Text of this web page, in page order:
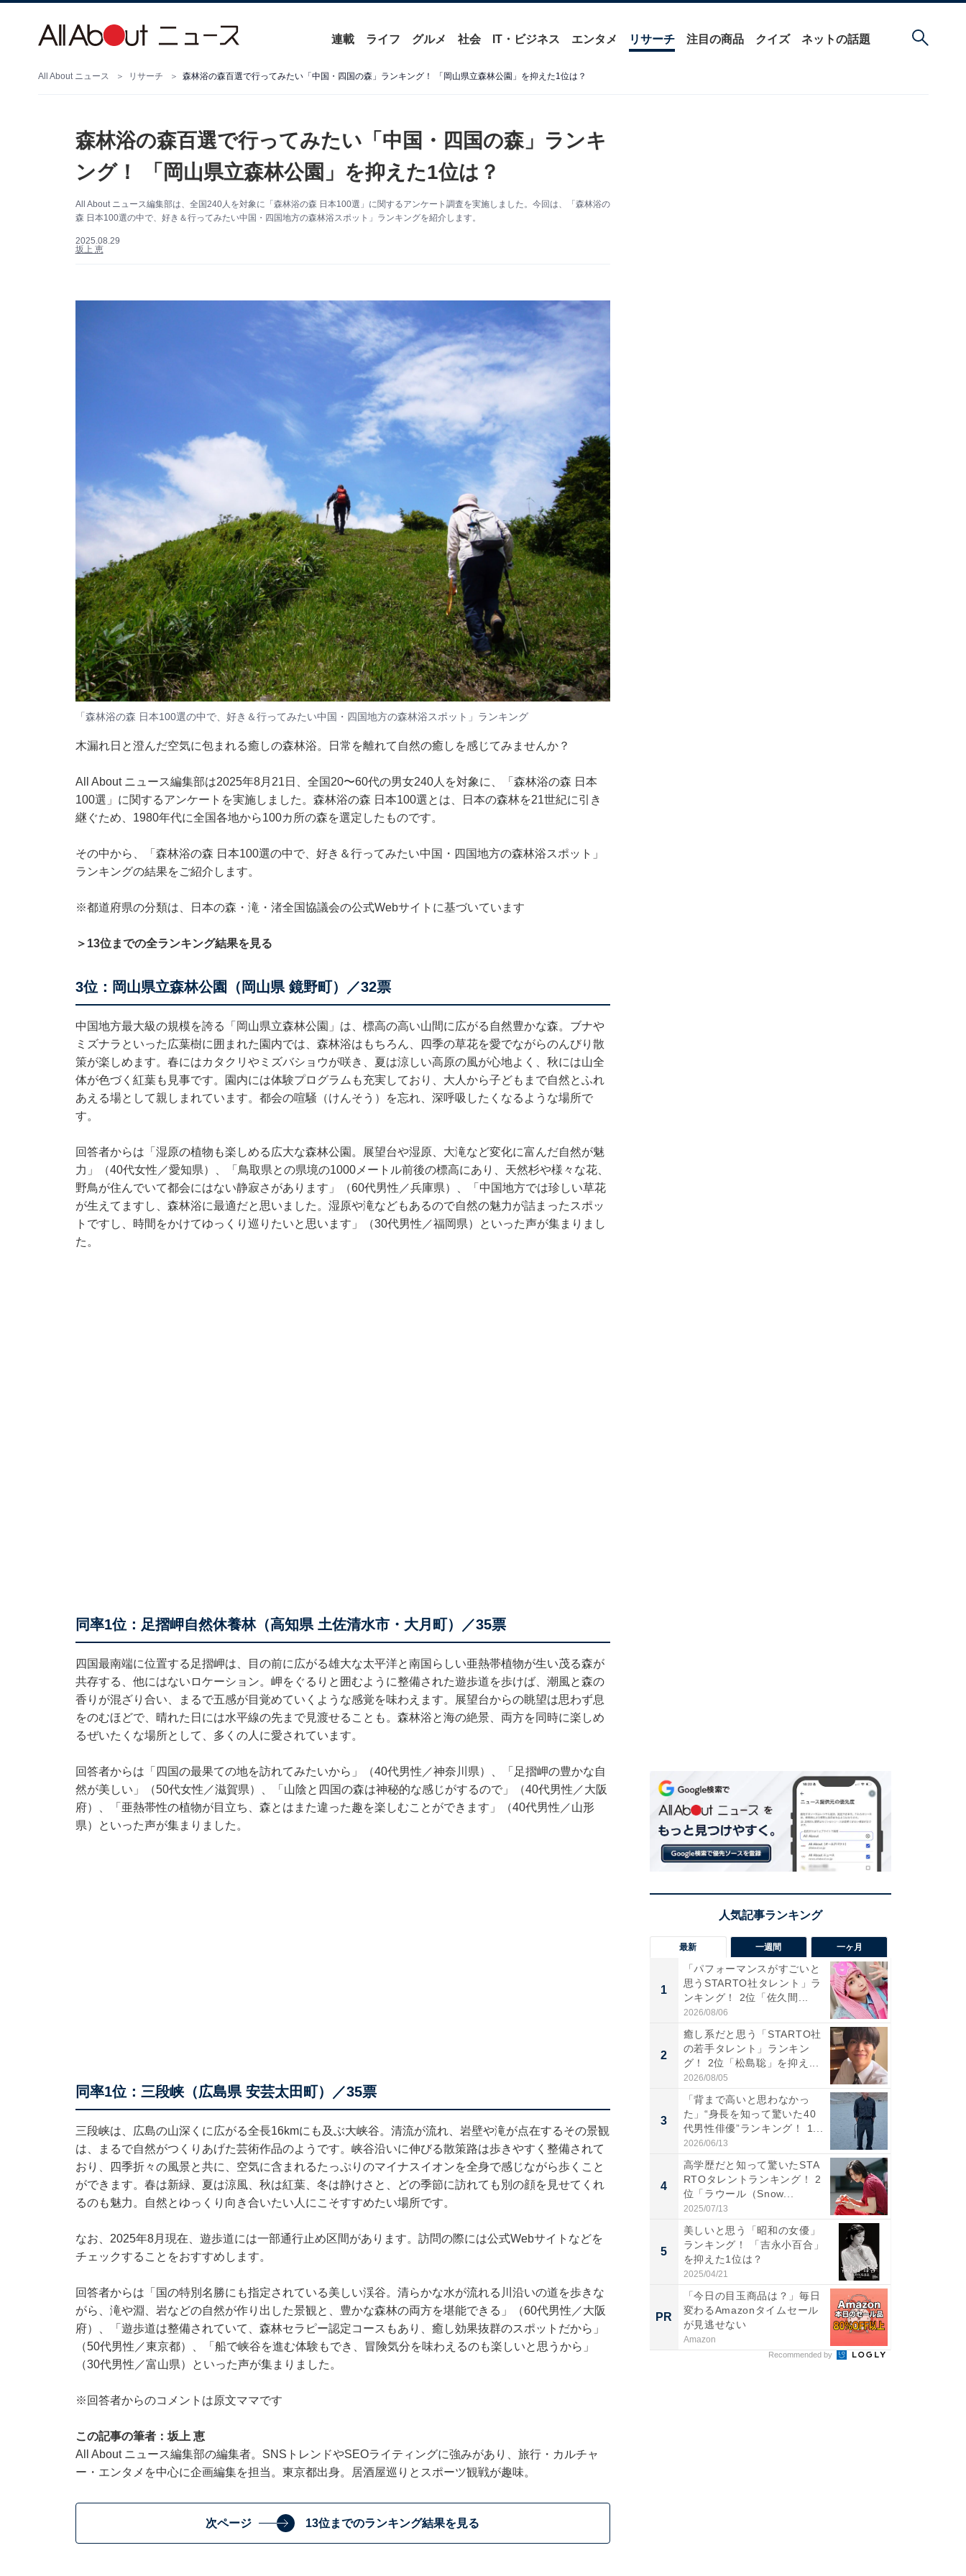
連載 ライフ グルメ 社会 IT・ビジネス エンタメ リサーチ 注目の商品 クイズ ネットの話題
All About ニュース リサーチ 森林浴の森百選で行ってみたい「中国・四国の森」ランキング！ 「岡山県立森林公園」を抑えた1位は？
森林浴の森百選で行ってみたい「中国・四国の森」ランキ
ング！ 「岡山県立森林公園」を抑えた1位は？
All About ニュース編集部は、全国240人を対象に「森林浴の森 日本100選」に関するアンケート調査を実施しました。今回は、「森林浴の
森 日本100選の中で、好き＆行ってみたい中国・四国地方の森林浴スポット」ランキングを紹介します。
2025.08.29
坂上 恵
「森林浴の森 日本100選の中で、好き＆行ってみたい中国・四国地方の森林浴スポット」ランキング
木漏れ日と澄んだ空気に包まれる癒しの森林浴。日常を離れて自然の癒しを感じてみませんか？
All About ニュース編集部は2025年8月21日、全国20〜60代の男女240人を対象に、「森林浴の森 日本
100選」に関するアンケートを実施しました。森林浴の森 日本100選とは、日本の森林を21世紀に引き
継ぐため、1980年代に全国各地から100カ所の森を選定したものです。
その中から、「森林浴の森 日本100選の中で、好き＆行ってみたい中国・四国地方の森林浴スポット」
ランキングの結果をご紹介します。
※都道府県の分類は、日本の森・滝・渚全国協議会の公式Webサイトに基づいています
＞13位までの全ランキング結果を見る
3位：岡山県立森林公園（岡山県 鏡野町）／32票
中国地方最大級の規模を誇る「岡山県立森林公園」は、標高の高い山間に広がる自然豊かな森。ブナや
ミズナラといった広葉樹に囲まれた園内では、森林浴はもちろん、四季の草花を愛でながらのんびり散
策が楽しめます。春にはカタクリやミズバショウが咲き、夏は涼しい高原の風が心地よく、秋には山全
体が色づく紅葉も見事です。園内には体験プログラムも充実しており、大人から子どもまで自然とふれ
あえる場として親しまれています。都会の喧騒（けんそう）を忘れ、深呼吸したくなるような場所で
す。
回答者からは「湿原の植物も楽しめる広大な森林公園。展望台や湿原、大滝など変化に富んだ自然が魅
力」（40代女性／愛知県）、「鳥取県との県境の1000メートル前後の標高にあり、天然杉や様々な花、
野鳥が住んでいて都会にはない静寂さがあります」（60代男性／兵庫県）、「中国地方では珍しい草花
が生えてますし、森林浴に最適だと思いました。湿原や滝などもあるので自然の魅力が詰まったスポッ
トですし、時間をかけてゆっくり巡りたいと思います」（30代男性／福岡県）といった声が集まりまし
た。
同率1位：足摺岬自然休養林（高知県 土佐清水市・大月町）／35票
四国最南端に位置する足摺岬は、目の前に広がる雄大な太平洋と南国らしい亜熱帯植物が生い茂る森が
共存する、他にはないロケーション。岬をぐるりと囲むように整備された遊歩道を歩けば、潮風と森の
香りが混ざり合い、まるで五感が目覚めていくような感覚を味わえます。展望台からの眺望は思わず息
をのむほどで、晴れた日には水平線の先まで見渡せることも。森林浴と海の絶景、両方を同時に楽しめ
るぜいたくな場所として、多くの人に愛されています。
回答者からは「四国の最果ての地を訪れてみたいから」（40代男性／神奈川県）、「足摺岬の豊かな自
然が美しい」（50代女性／滋賀県）、「山陰と四国の森は神秘的な感じがするので」（40代男性／大阪
府）、「亜熱帯性の植物が目立ち、森とはまた違った趣を楽しむことができます」（40代男性／山形
県）といった声が集まりました。
同率1位：三段峡（広島県 安芸太田町）／35票
三段峡は、広島の山深くに広がる全長16kmにも及ぶ大峡谷。清流が流れ、岩壁や滝が点在するその景観
は、まるで自然がつくりあげた芸術作品のようです。峡谷沿いに伸びる散策路は歩きやすく整備されて
おり、四季折々の風景と共に、空気に含まれるたっぷりのマイナスイオンを全身で感じながら歩くこと
ができます。春は新緑、夏は涼風、秋は紅葉、冬は静けさと、どの季節に訪れても別の顔を見せてくれ
るのも魅力。自然とゆっくり向き合いたい人にこそすすめたい場所です。
なお、2025年8月現在、遊歩道には一部通行止め区間があります。訪問の際には公式Webサイトなどを
チェックすることをおすすめします。
回答者からは「国の特別名勝にも指定されている美しい渓谷。清らかな水が流れる川沿いの道を歩きな
がら、滝や淵、岩などの自然が作り出した景観と、豊かな森林の両方を堪能できる」（60代男性／大阪
府）、「遊歩道は整備されていて、森林セラピー認定コースもあり、癒し効果抜群のスポットだから」
（50代男性／東京都）、「船で峡谷を進む体験もでき、冒険気分を味わえるのも楽しいと思うから」
（30代男性／富山県）といった声が集まりました。
※回答者からのコメントは原文ママです
この記事の筆者：坂上 恵
All About ニュース編集部の編集者。SNSトレンドやSEOライティングに強みがあり、旅行・カルチャ
ー・エンタメを中心に企画編集を担当。東京都出身。居酒屋巡りとスポーツ観戦が趣味。
次ページ 13位までのランキング結果を見る
最新 一週間 一ヶ月
1
「パフォーマンスがすごいと
思うSTARTO社タレント」ラ
ンキング！ 2位「佐久間...
2026/08/06
2
癒し系だと思う「STARTO社
の若手タレント」ランキン
グ！ 2位「松島聡」を抑え...
2026/08/05
3
「背まで高いと思わなかっ
た」“身長を知って驚いた40
代男性俳優”ランキング！ 1...
2026/06/13
4
高学歴だと知って驚いたSTA
RTOタレントランキング！ 2
位「ラウール（Snow...
2025/07/13
5
美しいと思う「昭和の女優」
ランキング！ 「吉永小百合」
を抑えた1位は？
2025/04/21
PR
「今日の目玉商品は？」毎日
変わるAmazonタイムセール
が見逃せない
Amazon
Recommended by